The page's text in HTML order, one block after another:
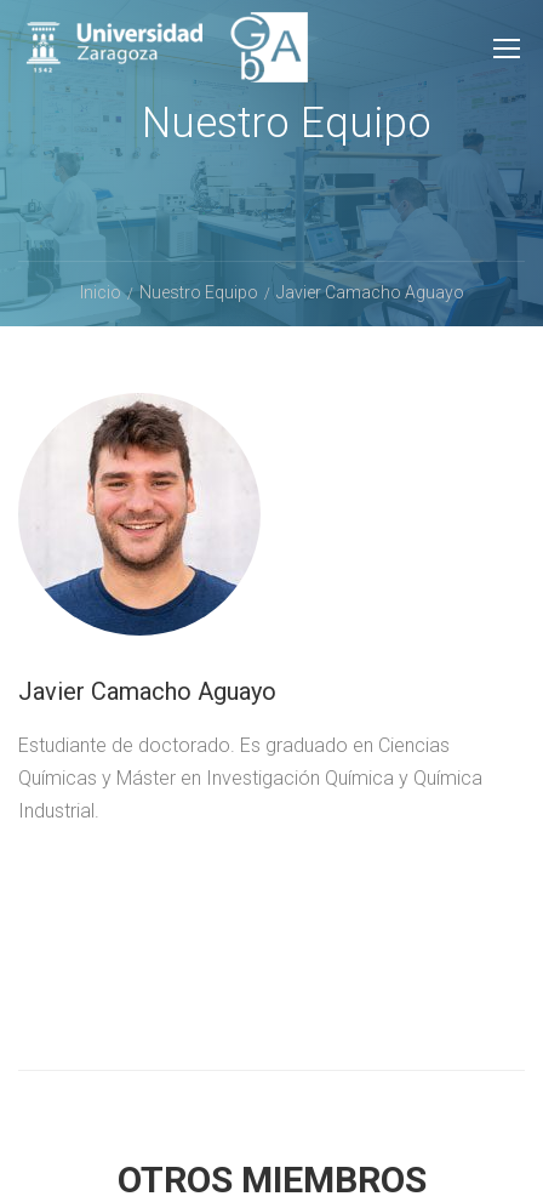
Nuestro Equipo
Inicio Nuestro Equipo Javier Camacho Aguayo
Javier Camacho Aguayo
Estudiante de doctorado. Es graduado en Ciencias
Químicas y Máster en Investigación Química y Química
Industrial.
OTROS MIEMBROS